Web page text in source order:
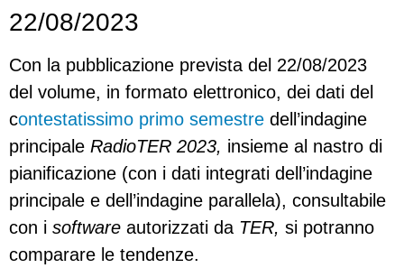
22/08/2023
Con la pubblicazione prevista del 22/08/2023
del volume, in formato elettronico, dei dati del
contestatissimo primo semestre dell’indagine
principale RadioTER 2023, insieme al nastro di
pianificazione (con i dati integrati dell’indagine
principale e dell’indagine parallela), consultabile
con i software autorizzati da TER, si potranno
comparare le tendenze.